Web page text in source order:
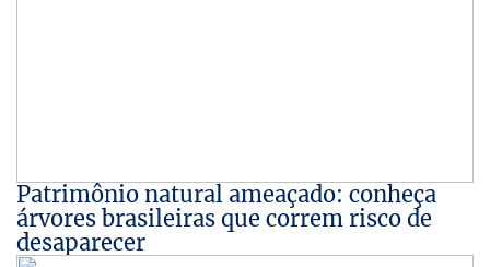
Patrimônio natural ameaçado: conheça
árvores brasileiras que correm risco de
desaparecer